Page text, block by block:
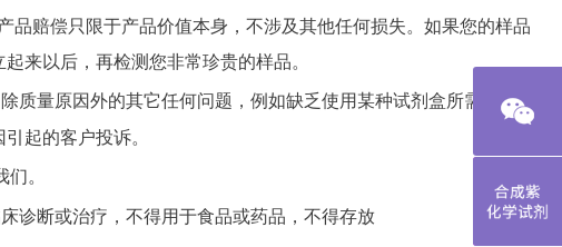
品赔偿只限于产品价值本身，不涉及其他任何损失。如果您的样品
来以后，再检测您非常珍贵的样品。
质量原因外的其它任何问题，例如缺乏使用某种试剂盒所需的仪
起的客户投诉。
。
诊断或治疗，不得用于食品或药品，不得存放
合成紫化